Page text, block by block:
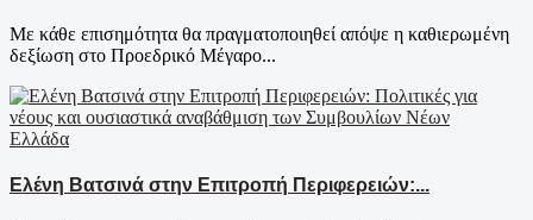
Με κάθε επισημότητα θα πραγματοποιηθεί απόψε η καθιερωμένη
δεξίωση στο Προεδρικό Μέγαρο...
Ελλάδα
Ελένη Βατσινά στην Επιτροπή Περιφερειών:...